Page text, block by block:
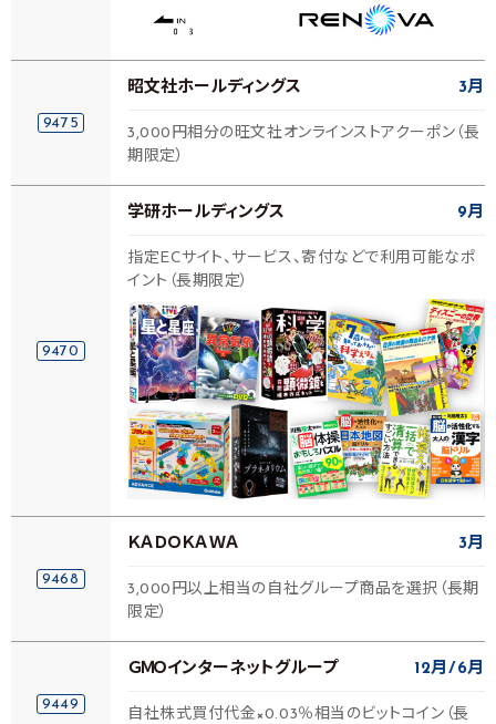
9475
昭文社ホールディングス 3月
3,000円相分の旺文社オンラインストアクーポン（長
期限定）
9470
学研ホールディングス 9月
指定ECサイト、サービス、寄付などで利用可能なポ
イント（長期限定）
9468
ＫＡＤＯＫＡＷＡ 3月
3,000円以上相当の自社グループ商品を選択（長期
限定）
9449
ＧＭＯインターネットグループ 12月 6月
自社株式買付代金×0.03％相当のビットコイン（長